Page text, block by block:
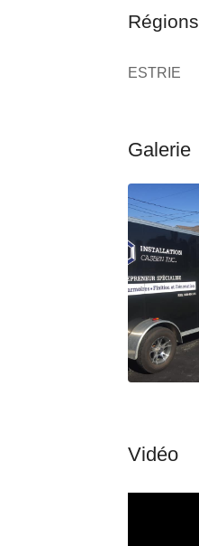
Régions
ESTRIE